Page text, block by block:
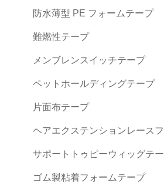
防水薄型 PE フォームテープ
難燃性テープ
メンブレンスイッチテープ
ペットホールディングテープ
片面布テープ
ヘアエクステンションレース
サポートトゥピーウィッグテ
ゴム製粘着フォームテープ